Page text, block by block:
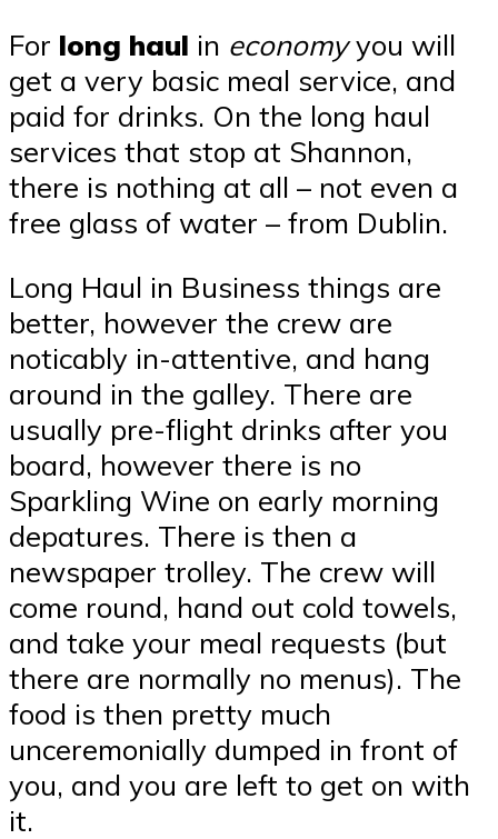
For long haul in economyyou will
get a very basic meal service, and
paid for drinks. On the long haul
services that stop at Shannon,
there is nothing at all – not even a
free glass of water – from Dublin.
Long Haul in Business things are
better, however the crew are
noticably in-attentive, and hang
around in the galley. There are
usually pre-flight drinks after you
board, however there is no
Sparkling Wine on early morning
depatures. There is then a
newspaper trolley. The crew will
come round, hand out cold towels,
and take your meal requests (but
there are normally no menus). The
food is then pretty much
unceremonially dumped in front of
you, and you are left to get on with
it.